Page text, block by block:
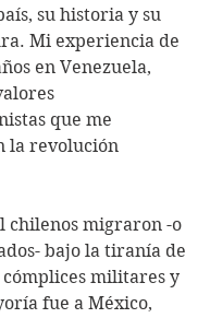
su historia y su
Mi experiencia de
en Venezuela,
que me
la revolución
chilenos migraron -o
bajo la tiranía de
cómplices militares y
fue a México,